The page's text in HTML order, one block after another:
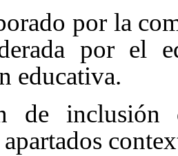
por la
por el
educativa.
inclusión